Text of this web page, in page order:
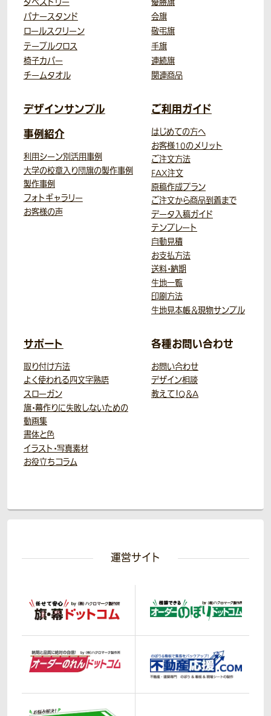
バナースタンド
ロールスクリーン
テーブルクロス
椅子カバー
チームタオル
会旗
敬弔旗
手旗
連続旗
関連商品
デザインサンプル
事例紹介
利用シーン別活用事例
大学の校章入り団旗の製作事例
製作事例
フォトギャラリー
お客様の声
ご利用ガイド
はじめての方へ
お客様10のメリット
ご注文方法
FAX注文
原稿作成プラン
ご注文から商品到着まで
データ入稿ガイド
テンプレート
自動見積
お支払方法
送料・納期
生地一覧
印刷方法
生地見本帳＆現物サンプル
サポート
取り付け方法
よく使われる四文字熟語
スローガン
旗・幕作りに失敗しないための
動画集
書体と色
イラスト・写真素材
お役立ちコラム
各種お問い合わせ
お問い合わせ
デザイン相談
教えて！Q＆A
運営サイト